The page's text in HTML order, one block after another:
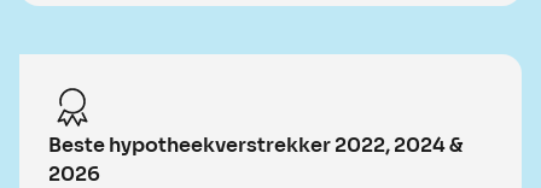
Beste hypotheekverstrekker 2022, 2024 &
2026